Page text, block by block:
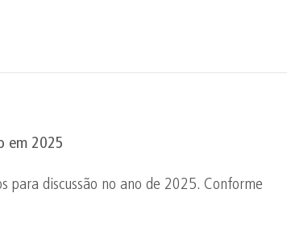
em 2025
para discussão no ano de 2025. Conforme